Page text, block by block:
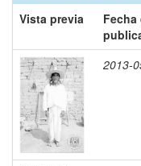
Vista previa
Fecha
2013-